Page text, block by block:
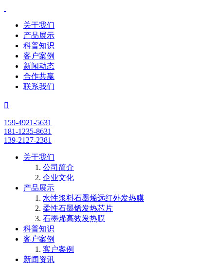
关于我们
产品展示
科普知识
客户案例
新闻动态
合作共赢
联系我们

159-4921-5631
181-1235-8631
139-2127-2381
关于我们
公司简介
企业文化
产品展示
水性浆料石墨烯远红外发热膜
柔性石墨烯发热芯片
石墨烯高效发热膜
科普知识
客户案例
客户案例
新闻资讯